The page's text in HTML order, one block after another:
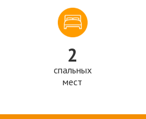
2
спальных
мест